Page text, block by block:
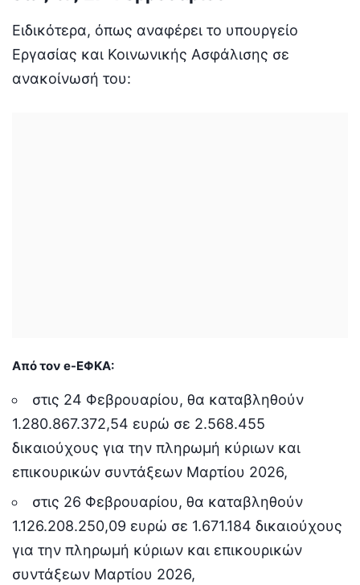
Ειδικότερα, όπως αναφέρει το υπουργείο
Εργασίας και Κοινωνικής Ασφάλισης σε
ανακοίνωσή του:
Από τον e-ΕΦΚΑ:
στις 24 Φεβρουαρίου, θα καταβληθούν
1.280.867.372,54 ευρώ σε 2.568.455
δικαιούχους για την πληρωμή κύριων και
επικουρικών συντάξεων Μαρτίου 2026,
στις 26 Φεβρουαρίου, θα καταβληθούν
1.126.208.250,09 ευρώ σε 1.671.184 δικαιούχους
για την πληρωμή κύριων και επικουρικών
συντάξεων Μαρτίου 2026,